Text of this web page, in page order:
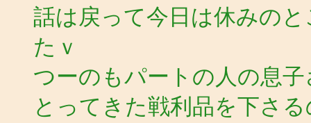
話は戻って今日は休みの
たｖ
つーのもパートの人の息
とってきた戦利品を下さ